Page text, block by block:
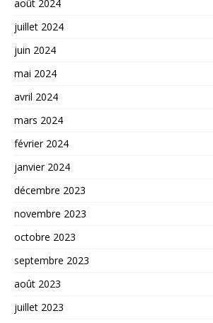
août 2024
juillet 2024
juin 2024
mai 2024
avril 2024
mars 2024
février 2024
janvier 2024
décembre 2023
novembre 2023
octobre 2023
septembre 2023
août 2023
juillet 2023